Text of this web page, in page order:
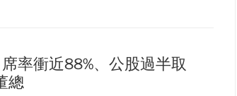
率衝近88%、公股過半取
總